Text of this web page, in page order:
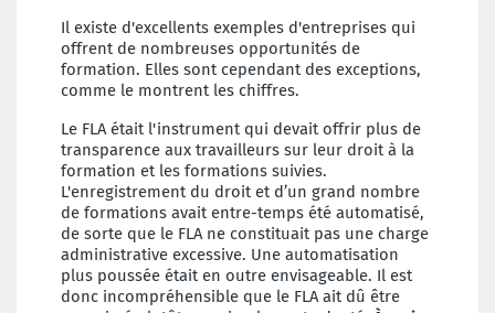
Il existe d'excellents exemples d'entreprises qui
offrent de nombreuses opportunités de
formation. Elles sont cependant des exceptions,
comme le montrent les chiffres.
Le FLA était l'instrument qui devait offrir plus de
transparence aux travailleurs sur leur droit à la
formation et les formations suivies.
L'enregistrement du droit et d’un grand nombre
de formations avait entre-temps été automatisé,
de sorte que le FLA ne constituait pas une charge
administrative excessive. Une automatisation
plus poussée était en outre envisageable. Il est
donc incompréhensible que le FLA ait dû être